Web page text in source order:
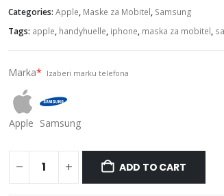
Categories: Apple, Maske za Mobitel, Samsung
Tags: apple, handyhuelle, iphone, maska za mobitel,
Marka* Izaberi marku telefona
Apple Samsung
ADD TO CART